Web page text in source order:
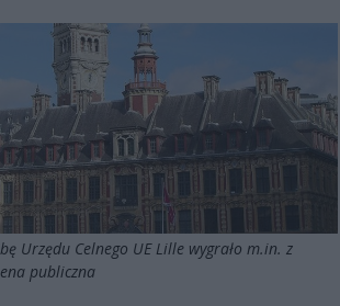
Urzędu Celnego UE Lille wygrało m.in. z
publiczna